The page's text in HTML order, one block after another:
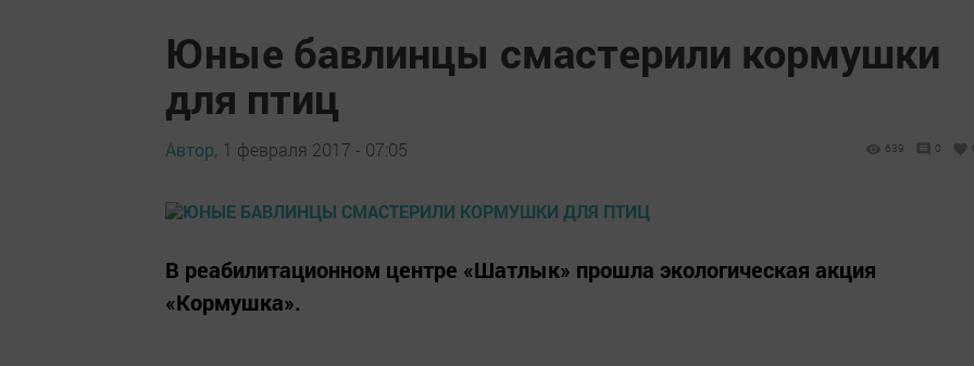
Юные бавлинцы смастерили кормушки
для птиц
Автор, 1 февраля 2017 - 07:05 639 0
В реабилитационном центре «Шатлык» прошла экологическая акция
«Кормушка».